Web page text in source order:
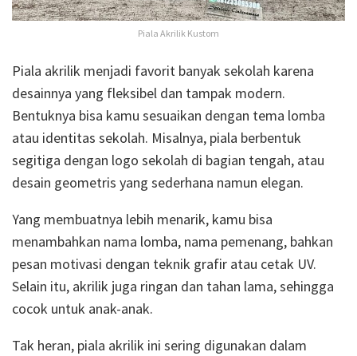
Piala Akrilik Kustom
Piala akrilik menjadi favorit banyak sekolah karena
desainnya yang fleksibel dan tampak modern.
Bentuknya bisa kamu sesuaikan dengan tema lomba
atau identitas sekolah. Misalnya, piala berbentuk
segitiga dengan logo sekolah di bagian tengah, atau
desain geometris yang sederhana namun elegan.
Yang membuatnya lebih menarik, kamu bisa
menambahkan nama lomba, nama pemenang, bahkan
pesan motivasi dengan teknik grafir atau cetak UV.
Selain itu, akrilik juga ringan dan tahan lama, sehingga
cocok untuk anak-anak.
Tak heran, piala akrilik ini sering digunakan dalam